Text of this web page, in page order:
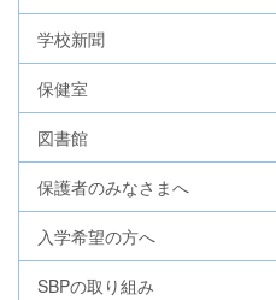
学校新聞
保健室
図書館
保護者のみなさまへ
入学希望の方へ
SBPの取り組み